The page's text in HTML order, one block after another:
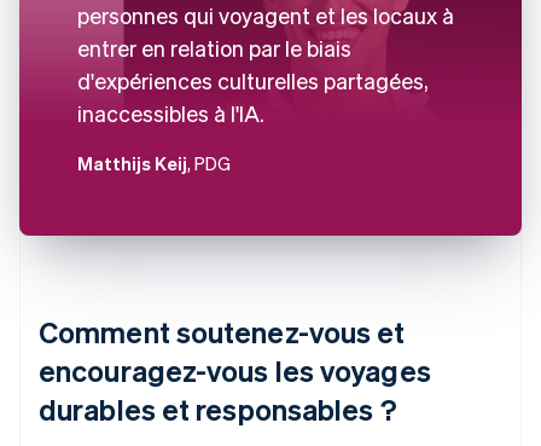
personnes qui voyagent et les locaux à
entrer en relation par le biais
d'expériences culturelles partagées,
inaccessibles à l'IA.
Matthijs Keij, PDG
Comment soutenez-vous et
encouragez-vous les voyages
durables et responsables ?